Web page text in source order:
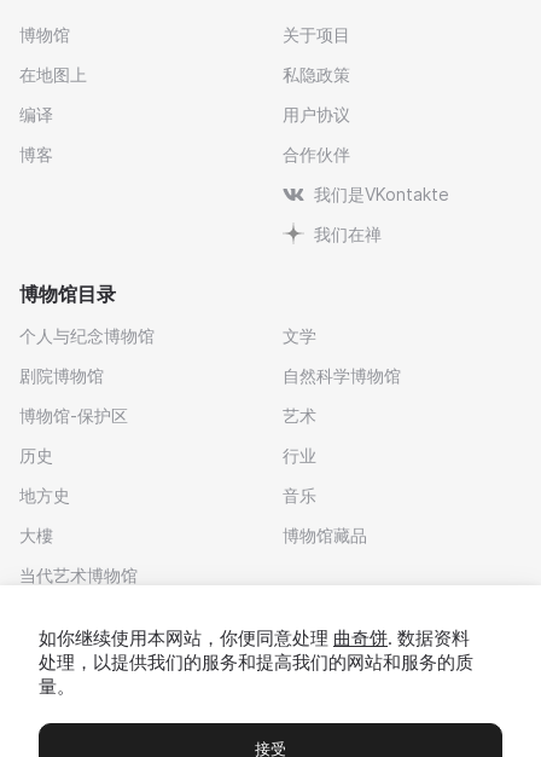
博物馆
在地图上
编译
博客
关于项目
私隐政策
用户协议
合作伙伴
我们是VKontakte
我们在禅
博物馆目录
个人与纪念博物馆
剧院博物馆
博物馆-保护区
历史
地方史
大樓
当代艺术博物馆
文学
自然科学博物馆
艺术
行业
音乐
博物馆藏品
如你继续使用本网站，你便同意处理 曲奇饼. 数据资料
处理，以提供我们的服务和提高我们的网站和服务的质
量。
接受